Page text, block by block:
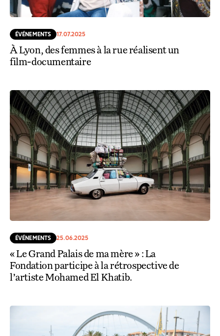
ÉVÉNEMENTS 17.07.2025
À Lyon, des femmes à la rue réalisent un
film-documentaire
ÉVÉNEMENTS 25.06.2025
« Le Grand Palais de ma mère » : La
Fondation participe à la rétrospective de
l’artiste Mohamed El Khatib.